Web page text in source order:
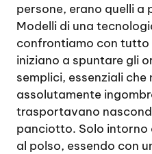
persone, erano quelli a
Modelli di una
confrontiamo con tutto
iniziano a spuntare gli
semplici, essenziali che
assolutamente
trasportavano
panciotto. Solo
al polso, essendo con